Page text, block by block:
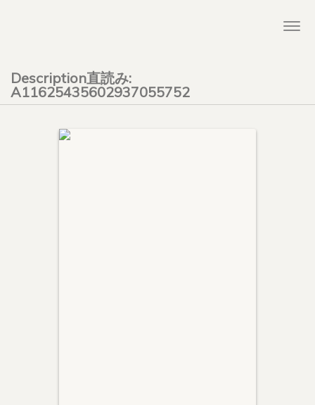
Description直読み:
A11625435602937055752